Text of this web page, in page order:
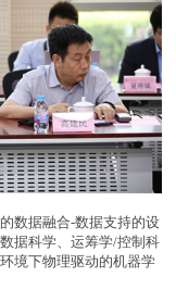
数据融合-数据支持的设
据科学、运筹学/控制科
境下物理驱动的机器学